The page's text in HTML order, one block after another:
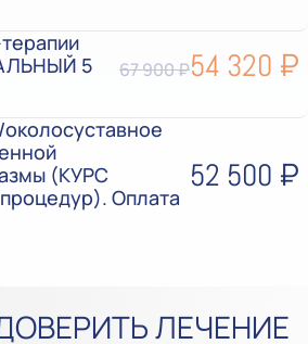
5
67 900 ₽54 320 ₽
(КУРС
Оплата
52 500 ₽
ЛЕЧЕНИЕ